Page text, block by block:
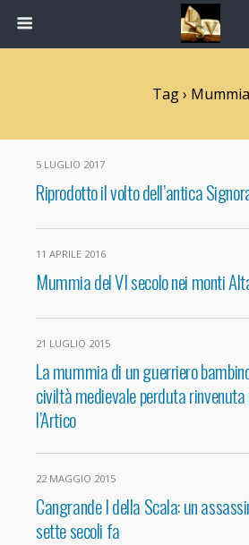
Tag › Mummia
5 LUGLIO 2017
Riprodotto il volto dell’antica
11 APRILE 2016
Mummia del VI secolo nei monti
21 LUGLIO 2015
La mummia di un guerriero
civiltà medievale perduta rinvenuta
l’Artico
22 MAGGIO 2015
Cangrande I della Scala: un
sette secoli fa